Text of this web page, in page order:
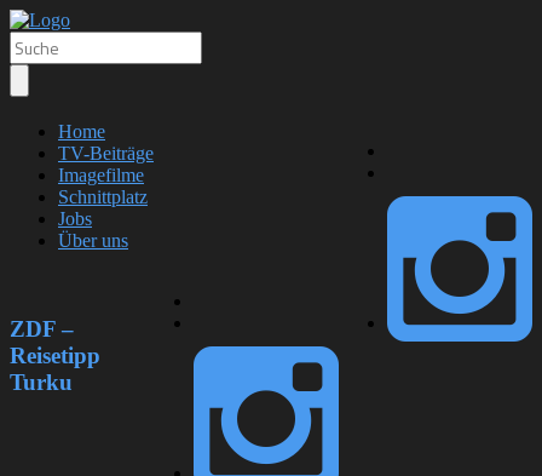
Home
TV-Beiträge
Imagefilme
Schnittplatz
Jobs
Über uns
ZDF –
Reisetipp
Turku